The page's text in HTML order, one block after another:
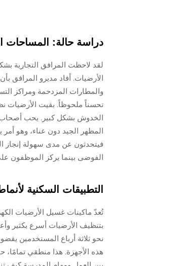
دراسة حالة: المساحات
لقد لاحظت المرافق التجارية
الأرضيات. أفاد مديرو المرافق
والمطارات المزدحمة ومراكز
تحسناً ملحوظاً. بقيت الأرضيات
الخدوش بشكل كبير. يحب أصحاب
المظهر الجيد دون عناء، وهو
فيتحدثون عن مدى سهولة إنجاز
الفوضى بينما يركز الموظفون
التطبيقات السكنية
تُعدّ ماكينات غسيل الأرضيات
بتنظيف الأرضيات أسرع بكثير
نحو ثلاثة أرباع المستخدمين
هذه الأجهزة. هذا منطقي تمامًا،